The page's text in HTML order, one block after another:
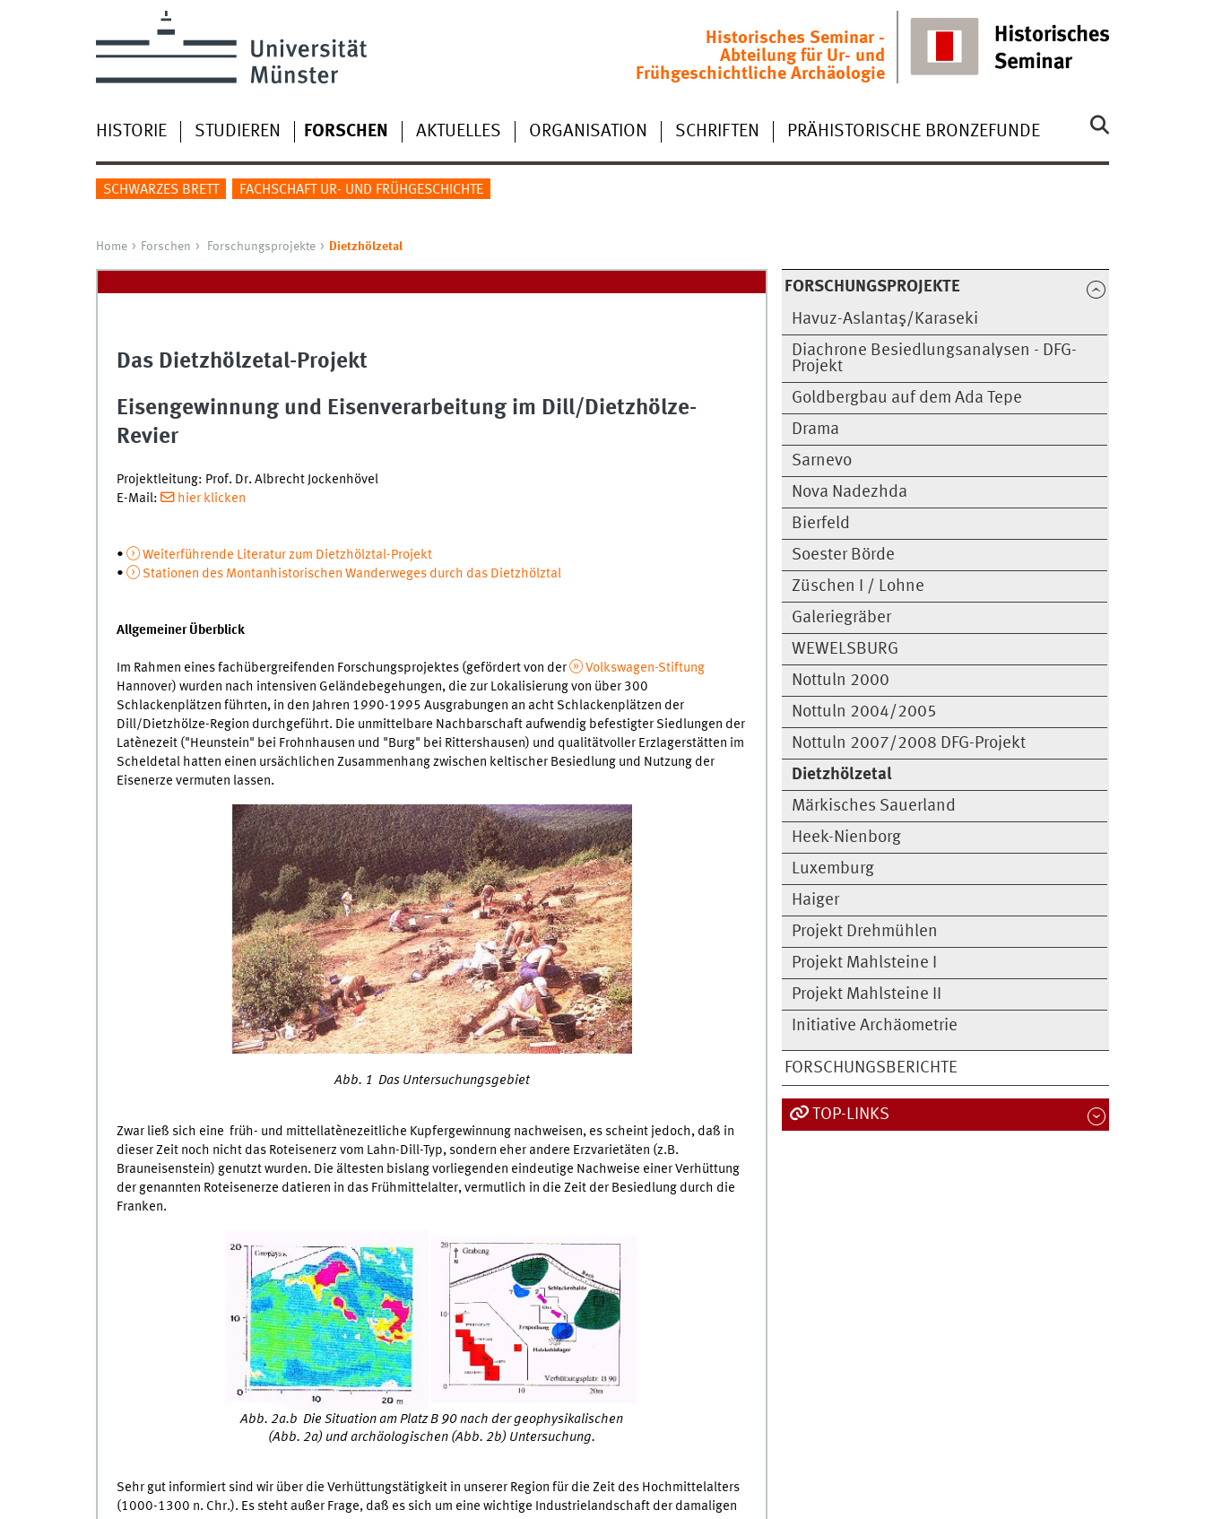
Historisches Seminar -
Abteilung für Ur- und
Frühgeschichtliche Archäologie
HISTORIE STUDIEREN FORSCHEN AKTUELLES ORGANISATION SCHRIFTEN PRÄHISTORISCHE BRONZEFUNDE
SCHWARZES BRETT FACHSCHAFT UR- UND FRÜHGESCHICHTE
Home Forschen Forschungsprojekte Dietzhölzetal
FORSCHUNGSPROJEKTE
Havuz-Aslantaş/Karaseki
Diachrone Besiedlungsanalysen - DFG-
Projekt
Goldbergbau auf dem Ada Tepe
Drama
Sarnevo
Nova Nadezhda
Bierfeld
Soester Börde
Züschen I / Lohne
Galeriegräber
WEWELSBURG
Nottuln 2000
Nottuln 2004/2005
Nottuln 2007/2008 DFG-Projekt
Dietzhölzetal
Märkisches Sauerland
Heek-Nienborg
Luxemburg
Haiger
Projekt Drehmühlen
Projekt Mahlsteine I
Projekt Mahlsteine II
Initiative Archäometrie
FORSCHUNGSBERICHTE
Das Dietzhölzetal-Projekt
Eisengewinnung und Eisenverarbeitung im Dill/Dietzhölze-
Revier
Projektleitung: Prof. Dr. Albrecht Jockenhövel
E-Mail:
hier klicken
•
Weiterführende Literatur zum Dietzhölztal-Projekt
•
Stationen des Montanhistorischen Wanderweges durch das Dietzhölztal
Allgemeiner Überblick
Im Rahmen eines fachübergreifenden Forschungsprojektes (gefördert von der
Volkswagen-Stiftung
Hannover) wurden nach intensiven Geländebegehungen, die zur Lokalisierung von über 300
Schlackenplätzen führten, in den Jahren 1990-1995 Ausgrabungen an acht Schlackenplätzen der
Dill/Dietzhölze-Region durchgeführt. Die unmittelbare Nachbarschaft aufwendig befestigter Siedlungen der
Latènezeit ("Heunstein" bei Frohnhausen und "Burg" bei Rittershausen) und qualitätvoller Erzlagerstätten im
Scheldetal hatten einen ursächlichen Zusammenhang zwischen keltischer Besiedlung und Nutzung der
Eisenerze vermuten lassen.
Abb. 1 Das Untersuchungsgebiet
Zwar ließ sich eine früh- und mittellatènezeitliche Kupfergewinnung nachweisen, es scheint jedoch, daß in
dieser Zeit noch nicht das Roteisenerz vom Lahn-Dill-Typ, sondern eher andere Erzvarietäten (z.B.
Brauneisenstein) genutzt wurden. Die ältesten bislang vorliegenden eindeutige Nachweise einer Verhüttung
der genannten Roteisenerze datieren in das Frühmittelalter, vermutlich in die Zeit der Besiedlung durch die
Franken.
Abb. 2a.b Die Situation am Platz B 90 nach der geophysikalischen
(Abb. 2a) und archäologischen (Abb. 2b) Untersuchung.
Sehr gut informiert sind wir über die Verhüttungstätigkeit in unserer Region für die Zeit des Hochmittelalters
(1000-1300 n. Chr.). Es steht außer Frage, daß es sich um eine wichtige Industrielandschaft der damaligen
TOP-LINKS